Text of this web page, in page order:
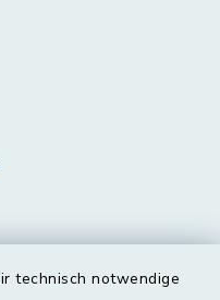
technisch notwendige